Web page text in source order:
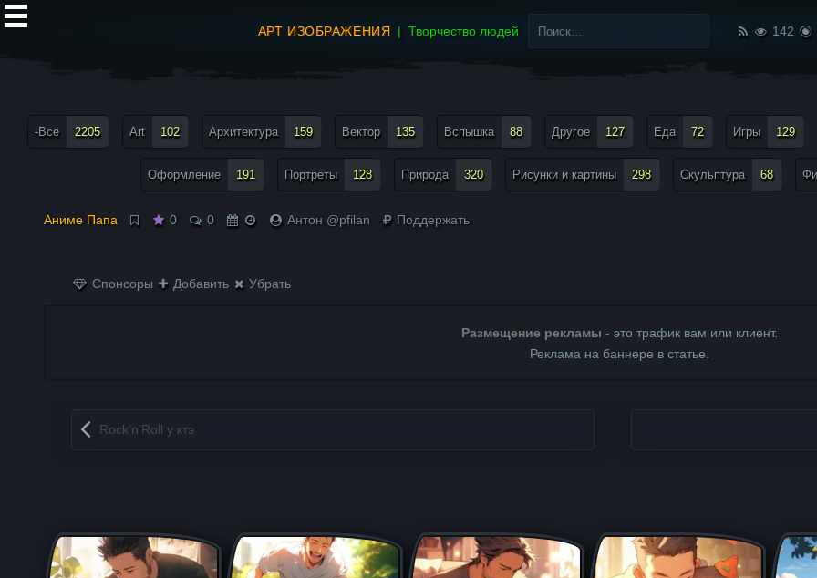
АРТ ИЗОБРАЖЕНИЯ Творчество людей
Найти:
142
-Все 2205 Art 102 Архитектура 159 Вектор 135 Вспышка 88 Другое 127 Еда 72 Игры 129
Оформление 191 Портреты 128 Природа 320 Рисунки и картины 298 Скульптура 68
Аниме Папа 0 0 Антон @pfilan Поддержать
Спонсоры Добавить Убрать
Размещение рекламы - это трафик вам или клиент.
Реклама на баннере в статье.
Запись навигация
Rock’n’Roll у ктэ